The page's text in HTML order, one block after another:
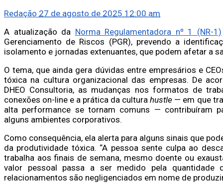
Redação 27 de agosto de 2025 12:00 am
A atualização da Norma Regulamentadora nº 1 (NR-1)
Gerenciamento de Riscos (PGR), prevendo a
isolamento e jornadas extenuantes, que podem afetar a
O tema, que ainda gera dúvidas entre empresários e
tóxica na cultura organizacional das empresas. De
DHEO Consultoria, as mudanças nos formatos de
conexões on-line e a prática da culturahustle — em que
alta performance se tornam comuns — contribuíram
alguns ambientes corporativos.
Como consequência, ela alerta para alguns sinais que
da produtividade tóxica. “A pessoa sente culpa ao
trabalha aos finais de semana, mesmo doente ou
valor pessoal passa a ser medido pela
relacionamentos são negligenciados em nome de